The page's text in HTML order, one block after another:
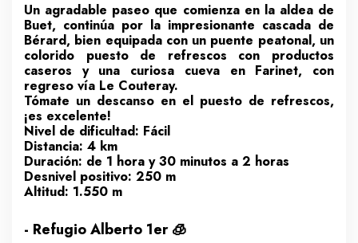
Un agradable paseo que comienza en la aldea de
Buet, continúa por la impresionante cascada de
Bérard, bien equipada con un puente peatonal, un
colorido puesto de refrescos con productos
caseros y una curiosa cueva en Farinet, con
regreso vía Le Couteray.
Tómate un descanso en el puesto de refrescos,
¡es excelente!
Nivel de dificultad: Fácil
Distancia: 4 km
Duración: de 1 hora y 30 minutos a 2 horas
Desnivel positivo: 250 m
Altitud: 1.550 m
- Refugio Alberto 1er 🧊